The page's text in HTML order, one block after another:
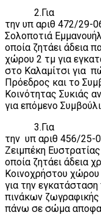
2.Για
την υπ αριθ 472/29-
Σολοποτιά
οποία ζητάει άδεια
χώρου 2 τμ για
στο Καλαμίτσι για
Πρόεδρος και το
Κοινότητας Συκιάς
για επόμενο
3.Για
την υπ αριθ 456/25-
Ζειμπέκη
οποία ζητάει άδεια
Κοινοχρήστου χώρου
για την
πινάκων ζωγραφικής
πάνω σε σώμα